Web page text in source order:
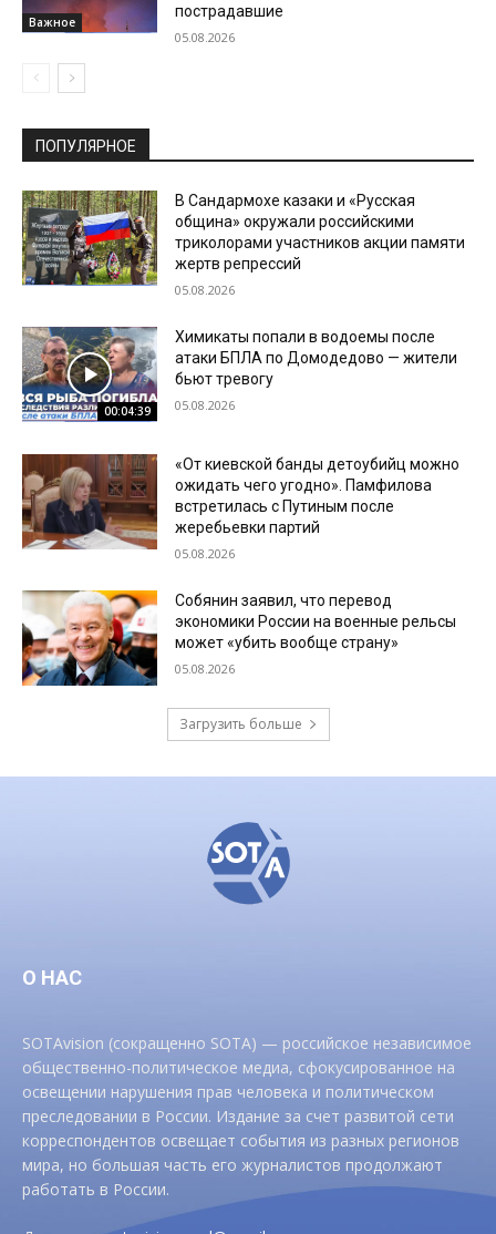
Важное
пострадавшие
05.08.2026
ПОПУЛЯРНОЕ
В Сандармохе казаки и «Русская
община» окружали российскими
триколорами участников акции памяти
жертв репрессий
05.08.2026
00:04:39
Химикаты попали в водоемы после
атаки БПЛА по Домодедово — жители
бьют тревогу
05.08.2026
«От киевской банды детоубийц можно
ожидать чего угодно». Памфилова
встретилась с Путиным после
жеребьевки партий
05.08.2026
Собянин заявил, что перевод
экономики России на военные рельсы
может «убить вообще страну»
05.08.2026
Загрузить больше
О НАС
SOTAvision (сокращенно SOTA) — российское независимое
общественно-политическое медиа, сфокусированное на
освещении нарушения прав человека и политическом
преследовании в России. Издание за счет развитой сети
корреспондентов освещает события из разных регионов
мира, но большая часть его журналистов продолжают
работать в России.